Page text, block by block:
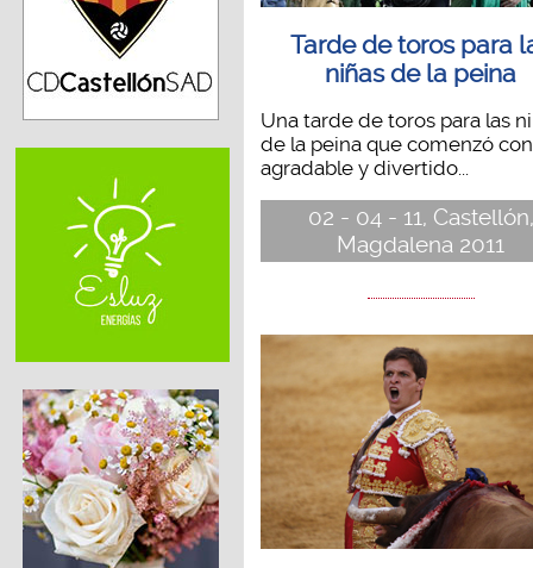
Tarde de toros para
niñas de la peina
Una tarde de toros para las
de la peina que comenzó
agradable y divertido...
02 - 04 - 11, Castellón,
Magdalena 2011